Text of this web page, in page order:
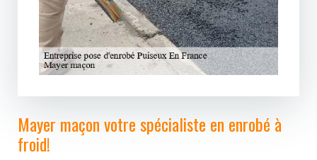
Mayer maçon votre spécialiste en enrobé à
froid!